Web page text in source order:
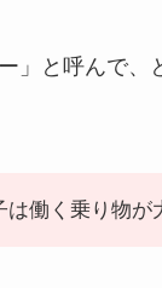
」と呼んで、
は働く乗り物が